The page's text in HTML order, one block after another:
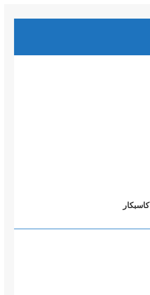
کاسبکار